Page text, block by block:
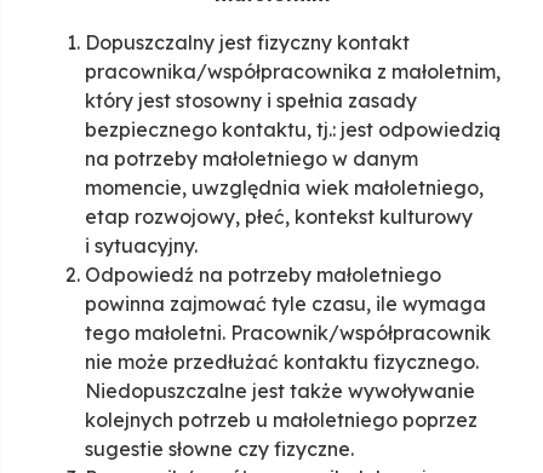
Dopuszczalny jest fizyczny kontakt
pracownika/współpracownika z małoletnim,
który jest stosowny i spełnia zasady
bezpiecznego kontaktu, tj.: jest odpowiedzią
na potrzeby małoletniego w danym
momencie, uwzględnia wiek małoletniego,
etap rozwojowy, płeć, kontekst kulturowy
i sytuacyjny.
Odpowiedź na potrzeby małoletniego
powinna zajmować tyle czasu, ile wymaga
tego małoletni. Pracownik/współpracownik
nie może przedłużać kontaktu fizycznego.
Niedopuszczalne jest także wywoływanie
kolejnych potrzeb u małoletniego poprzez
sugestie słowne czy fizyczne.